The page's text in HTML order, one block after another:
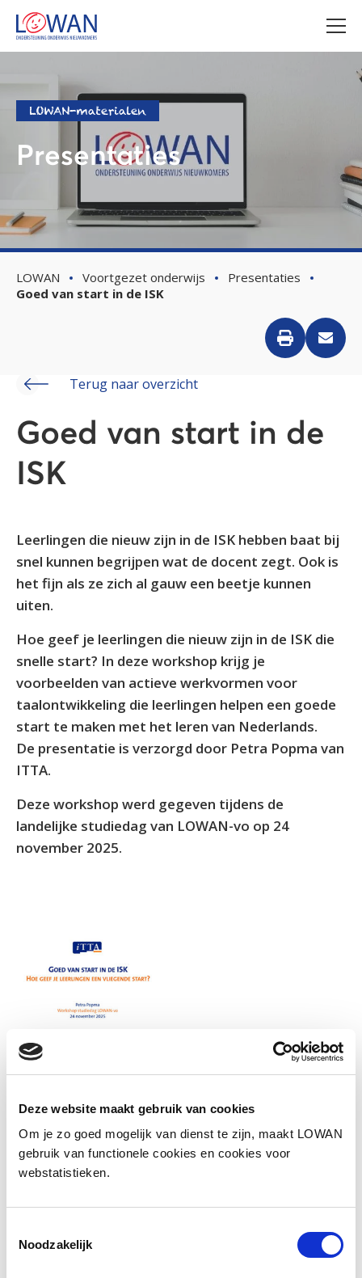
Deze website maakt gebruik van cookies
Om je zo goed mogelijk van dienst te zijn, maakt LOWAN
gebruik van functionele cookies en cookies voor
webstatistieken.
Noodzakelijk
LOWAN-materialen
Presentaties
LOWAN Voortgezet onderwijs
Presentaties
Goed van start in de ISK
Terug naar overzicht
Goed van start in de
ISK
Leerlingen die nieuw zijn in de ISK hebben baat bij
snel kunnen begrijpen wat de docent zegt. Ook is
het fijn als ze zich al gauw een beetje kunnen
uiten.
Hoe geef je leerlingen die nieuw zijn in de ISK die
snelle start? In deze workshop krijg je
voorbeelden van actieve werkvormen voor
taalontwikkeling die leerlingen helpen een goede
start te maken met het leren van Nederlands.
De presentatie is verzorgd door Petra Popma van
ITTA.
Deze workshop werd gegeven tijdens de
landelijke studiedag van LOWAN-vo op 24
november 2025.
Informatie
Spreker: Petra Popma, ITTA
Jaar van uitgave: